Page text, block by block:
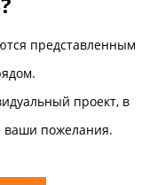
представленным
проект, в
ваши пожелания.